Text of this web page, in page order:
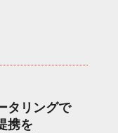
タリングで
携を